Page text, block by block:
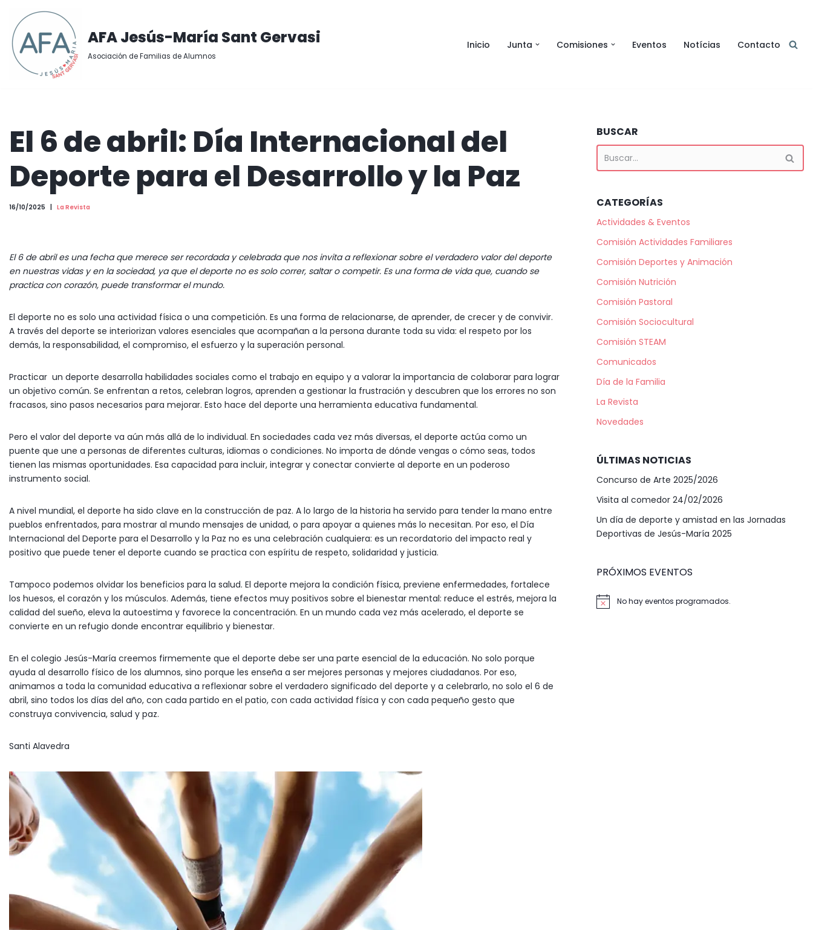
Saltar
al
contenido
AFA Jesús-María Sant Gervasi
Asociación de Familias de Alumnos
Inicio Junta Comisiones Eventos Notícias Contacto
El 6 de abril: Día Internacional del
Deporte para el Desarrollo y la Paz
16/10/2025 La Revista
El 6 de abril es una fecha que merece ser recordada y celebrada que nos invita a reflexionar sobre el verdadero valor del deporte
en nuestras vidas y en la sociedad, ya que el deporte no es solo correr, saltar o competir. Es una forma de vida que, cuando se
practica con corazón, puede transformar el mundo.
El deporte no es solo una actividad física o una competición. Es una forma de relacionarse, de aprender, de crecer y de convivir.
A través del deporte se interiorizan valores esenciales que acompañan a la persona durante toda su vida: el respeto por los
demás, la responsabilidad, el compromiso, el esfuerzo y la superación personal.
Practicar un deporte desarrolla habilidades sociales como el trabajo en equipo y a valorar la importancia de colaborar para lograr
un objetivo común. Se enfrentan a retos, celebran logros, aprenden a gestionar la frustración y descubren que los errores no son
fracasos, sino pasos necesarios para mejorar. Esto hace del deporte una herramienta educativa fundamental.
Pero el valor del deporte va aún más allá de lo individual. En sociedades cada vez más diversas, el deporte actúa como un
puente que une a personas de diferentes culturas, idiomas o condiciones. No importa de dónde vengas o cómo seas, todos
tienen las mismas oportunidades. Esa capacidad para incluir, integrar y conectar convierte al deporte en un poderoso
instrumento social.
A nivel mundial, el deporte ha sido clave en la construcción de paz. A lo largo de la historia ha servido para tender la mano entre
pueblos enfrentados, para mostrar al mundo mensajes de unidad, o para apoyar a quienes más lo necesitan. Por eso, el Día
Internacional del Deporte para el Desarrollo y la Paz no es una celebración cualquiera: es un recordatorio del impacto real y
positivo que puede tener el deporte cuando se practica con espíritu de respeto, solidaridad y justicia.
Tampoco podemos olvidar los beneficios para la salud. El deporte mejora la condición física, previene enfermedades, fortalece
los huesos, el corazón y los músculos. Además, tiene efectos muy positivos sobre el bienestar mental: reduce el estrés, mejora la
calidad del sueño, eleva la autoestima y favorece la concentración. En un mundo cada vez más acelerado, el deporte se
convierte en un refugio donde encontrar equilibrio y bienestar.
En el colegio Jesús-María creemos firmemente que el deporte debe ser una parte esencial de la educación. No solo porque
ayuda al desarrollo físico de los alumnos, sino porque les enseña a ser mejores personas y mejores ciudadanos. Por eso,
animamos a toda la comunidad educativa a reflexionar sobre el verdadero significado del deporte y a celebrarlo, no solo el 6 de
abril, sino todos los días del año, con cada partido en el patio, con cada actividad física y con cada pequeño gesto que
construya convivencia, salud y paz.
Santi Alavedra
BUSCAR
CATEGORÍAS
Actividades & Eventos
Comisión Actividades Familiares
Comisión Deportes y Animación
Comisión Nutrición
Comisión Pastoral
Comisión Sociocultural
Comisión STEAM
Comunicados
Día de la Familia
La Revista
Novedades
ÚLTIMAS NOTICIAS
Concurso de Arte 2025/2026
Visita al comedor 24/02/2026
Un día de deporte y amistad en las Jornadas
Deportivas de Jesús-María 2025
PRÓXIMOS EVENTOS
Aviso No hay eventos programados.